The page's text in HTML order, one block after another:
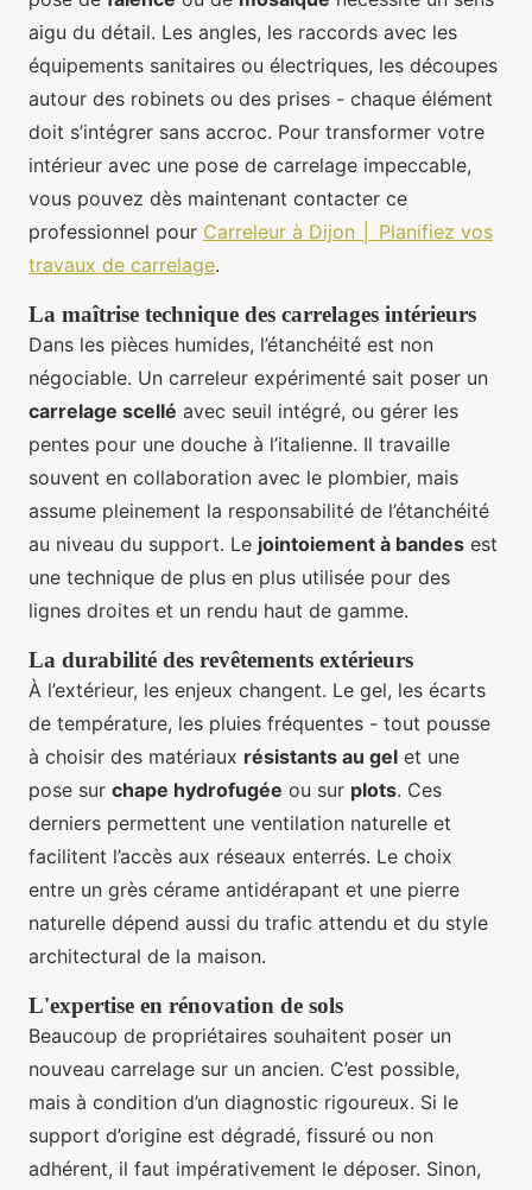
aigu du détail. Les angles, les raccords avec les
équipements sanitaires ou électriques, les découpes
autour des robinets ou des prises - chaque élément
doit s’intégrer sans accroc. Pour transformer votre
intérieur avec une pose de carrelage impeccable,
vous pouvez dès maintenant contacter ce
professionnel pour Carreleur à Dijon │ Planifiez vos
travaux de carrelage.
La maîtrise technique des carrelages intérieurs
Dans les pièces humides, l’étanchéité est non
négociable. Un carreleur expérimenté sait poser un
carrelage scellé avec seuil intégré, ou gérer les
pentes pour une douche à l’italienne. Il travaille
souvent en collaboration avec le plombier, mais
assume pleinement la responsabilité de l’étanchéité
au niveau du support. Le jointoiement à bandes est
une technique de plus en plus utilisée pour des
lignes droites et un rendu haut de gamme.
La durabilité des revêtements extérieurs
À l’extérieur, les enjeux changent. Le gel, les écarts
de température, les pluies fréquentes - tout pousse
à choisir des matériaux résistants au gel et une
pose sur chape hydrofugée ou sur plots. Ces
derniers permettent une ventilation naturelle et
facilitent l’accès aux réseaux enterrés. Le choix
entre un grès cérame antidérapant et une pierre
naturelle dépend aussi du trafic attendu et du style
architectural de la maison.
L'expertise en rénovation de sols
Beaucoup de propriétaires souhaitent poser un
nouveau carrelage sur un ancien. C’est possible,
mais à condition d’un diagnostic rigoureux. Si le
support d’origine est dégradé, fissuré ou non
adhérent, il faut impérativement le déposer. Sinon,